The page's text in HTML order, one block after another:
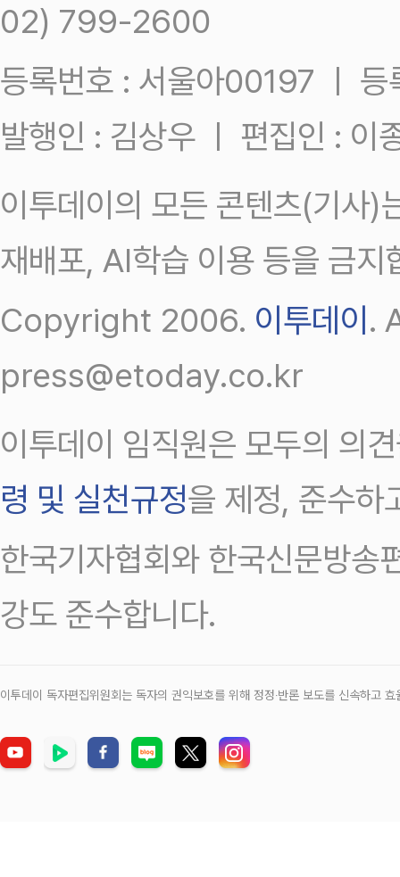
02) 799-2600
등록번호 : 서울아00197 ㅣ
발행인 : 김상우 ㅣ 편집인 : 이
이투데이의 모든 콘텐츠(기사)
재배포, AI학습 이용 등을 금지
Copyright 2006. 이투데이 .
press@etoday.co.kr
이투데이 임직원은 모두의 의
령 및 실천규정을 제정, 준수하
한국기자협회와 한국신문방송
강도 준수합니다.
이투데이 독자편집위원회는 독자의 권익보호를 위해 정정‧반론 보도를 신속하고